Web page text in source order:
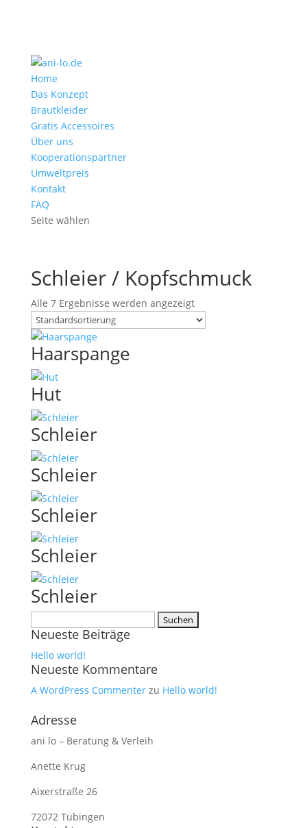
Home
Das Konzept
Brautkleider
Gratis Accessoires
Über uns
Kooperationspartner
Umweltpreis
Kontakt
FAQ
Seite wählen
Schleier / Kopfschmuck
Alle 7 Ergebnisse werden angezeigt
Haarspange
Hut
Schleier
Schleier
Schleier
Schleier
Schleier
nach:
Neueste Beiträge
Hello world!
Neueste Kommentare
A WordPress Commenterzu Hello world!
Adresse
ani lo – Beratung & Verleih
Anette Krug
Aixerstraße 26
72072 Tübingen